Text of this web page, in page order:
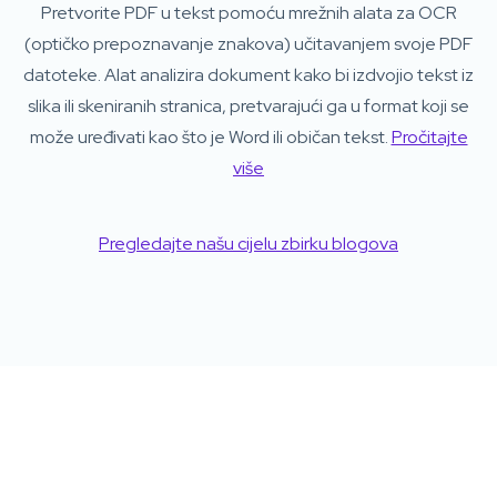
Pretvorite PDF u tekst pomoću mrežnih alata za OCR
(optičko prepoznavanje znakova) učitavanjem svoje PDF
datoteke. Alat analizira dokument kako bi izdvojio tekst iz
slika ili skeniranih stranica, pretvarajući ga u format koji se
može uređivati ​​kao što je Word ili običan tekst.Pročitajte
više
Pregledajte našu cijelu zbirku blogova